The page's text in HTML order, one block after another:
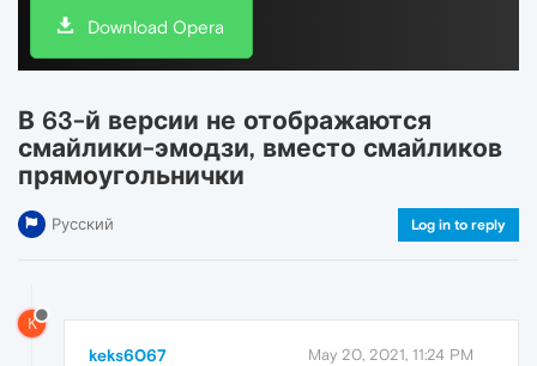
Download Opera
В 63-й версии не отображаются
смайлики-эмодзи, вместо смайликов
прямоугольнички
Русский Log in to reply
K
keks6067 May 20, 2021, 11:24 PM